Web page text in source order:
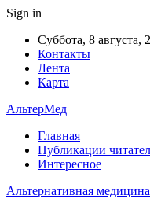
Sign in
Суббота, 8 августа,
Контакты
Лента
Карта
АльтерМед
Главная
Публикации
Интересное
Альтернативная